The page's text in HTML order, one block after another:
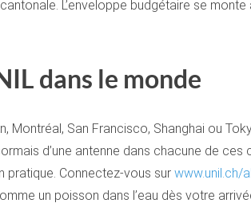
L’enveloppe budgétaire se
dans le monde
San Francisco, Shanghai ou
d’une antenne dans chacune de
Connectez-vous sur www.unil.ch/
un poisson dans l’eau dès votre